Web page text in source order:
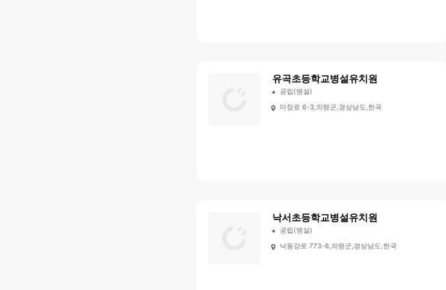
유곡초등학교병설유치원
공립(병설)
마장로 6-3,의령군,경상남도,한국
낙서초등학교병설유치원
공립(병설)
낙동강로 773-6,의령군,경상남도,한국